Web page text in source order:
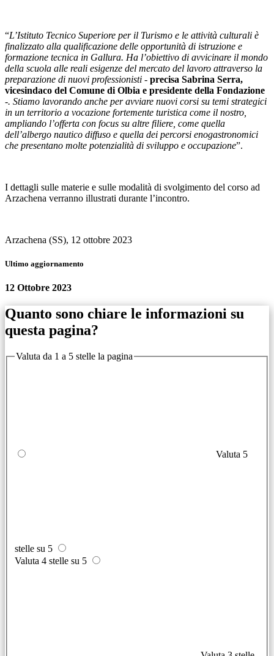
“L’Istituto Tecnico Superiore per il Turismo e le attività culturali è
finalizzato alla qualificazione delle opportunità di istruzione e
formazione tecnica in Gallura. Ha l’obiettivo di avvicinare il mondo
della scuola alle reali esigenze del mercato del lavoro attraverso la
preparazione di nuovi professionisti - precisa Sabrina Serra,
vicesindaco del Comune di Olbia e presidente della Fondazione
-. Stiamo lavorando anche per avviare nuovi corsi su temi strategici
in un territorio a vocazione fortemente turistica come il nostro,
ampliando l’offerta con focus su altre filiere, come quella
dell’albergo nautico diffuso e quella dei percorsi enogastronomici
che presentano molte potenzialità di sviluppo e occupazione”.
I dettagli sulle materie e sulle modalità di svolgimento del corso ad
Arzachena verranno illustrati durante l’incontro.
Arzachena (SS), 12 ottobre 2023
Ultimo aggiornamento
12 Ottobre 2023
Quanto sono chiare le informazioni su
questa pagina?
Valuta da 1 a 5 stelle la pagina
Valuta 5
stelle su 5
Valuta 4 stelle su 5